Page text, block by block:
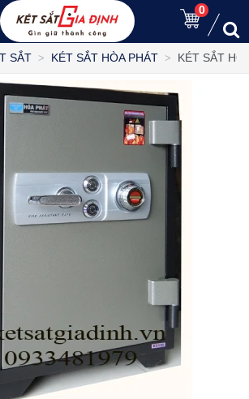
0
SẮT KÉT SẮT HÒA PHÁT KÉT SẮT